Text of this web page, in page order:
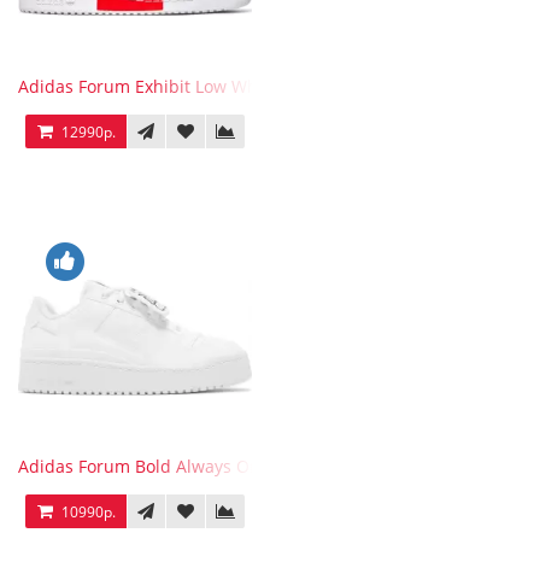
Adidas Forum Exhibit Low White Vivid Red
12990р.
Adidas Forum Bold Always Original
10990р.